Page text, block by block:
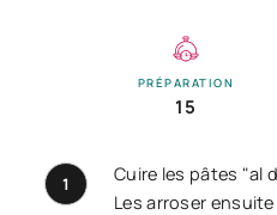
PRÉPARATION
15
1
Cuire les pâtes "al
Les arroser